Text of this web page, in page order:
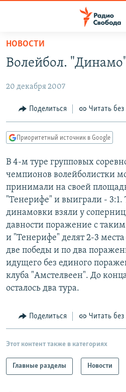
упрощенного
доступа
содержанию
Вернутся
навигации
Вернутся
поиску
ПРОГРАММЫ
АВТОРСКИЕ ПРОЕКТЫ
ЦИТАТЫ СВОБОДЫ
КУЛЬТУРА
IDEL.РЕАЛИИ
СЕВЕР.РЕАЛИИ
СИБИРЬ.РЕАЛИИ
РАСПИСАНИЕ ВЕЩАНИЯ
ПОДПИШИТЕСЬ НА
СОЦИАЛЬНЫЕ СЕТИ
Все сайты РСЕ/РС
НОВОСТИ
Волейбол.
20 декабря 2007
Поделиться Читать без
Приоритетный источник в Google
В 4-м туре групповых
чемпионов волейболистки
принимали на своей
"Тенерифе" и выиграли -
динамовки взяли у
давности поражение с
и "Тенерифе" делят 2-3
две победы и по два
идущего без единого
клуба "Амстелвеен". До
осталось два тура.
Поделиться Читать без
Этот контент также в категориях
Главные разделы Новости